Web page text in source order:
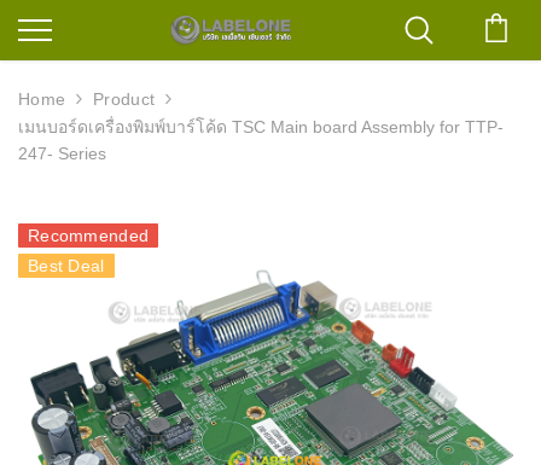
Home
Product
เมนบอร์ดเครื่องพิมพ์บาร์โค้ด TSC Main board Assembly for TTP-
247- Series
Recommended
Best Deal